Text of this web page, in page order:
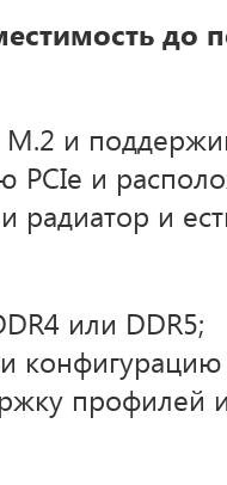
до
M.2 и
PCIe и
радиатор и
или DDR5;
профилей